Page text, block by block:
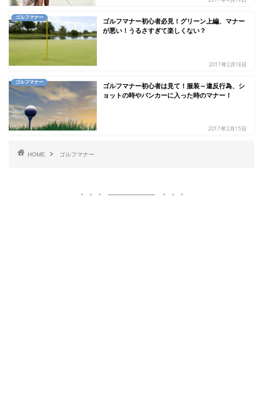
ゴルフマナー
ゴルフマナー初心者必見！グリーン上編、マナー
が悪い！うるさすぎて楽しくない？
2017年2月18日
ゴルフマナー
ゴルフマナー初心者は見て！服装～違反行為、シ
ョットの時やバンカーに入った時のマナー！
2017年2月15日
HOME ゴルフマナー